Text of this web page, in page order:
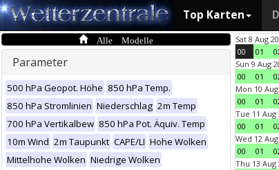
Top Karten
Alle Modelle
Parameter
500 hPa Geopot. Höhe 850 hPa Temp.
850 hPa Stromlinien Niederschlag 2m Temp
700 hPa Vertikalbew 850 hPa Pot. Äquiv. Temp
10m Wind 2m Taupunkt CAPE/LI Hohe Wolken
Mittelhohe Wolken Niedrige Wolken
Sat 8 Aug
00
01
Sun 9 Aug
00
01
Mon 10
00
01
Tue 11 Aug
00
01
Wed 12
00
01
Thu 13 Aug